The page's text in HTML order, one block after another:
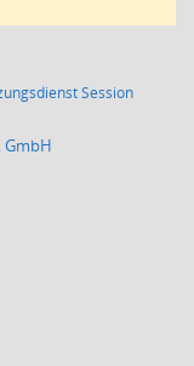
Session(Wird in